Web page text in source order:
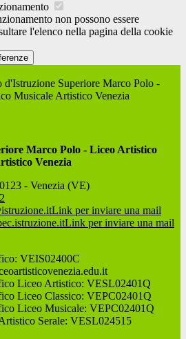
non possono essere
l'elenco nella pagina della cookie
d'Istruzione Superiore Marco Polo -
Musicale Artistico Venezia
Marco Polo - Liceo Artistico
Venezia
- Venezia (VE)
Link per inviare una mail
Link per inviare una mail
VEIS02400C
Liceo Artistico: VESL02401Q
Liceo Classico: VEPC02401Q
Liceo Musicale: VEPC02401Q
Serale: VESL024515